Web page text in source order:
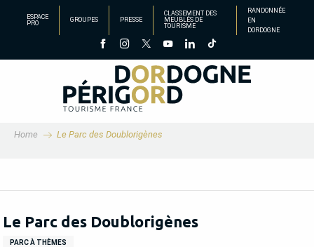
principal
ESPACE
PRO
GROUPES PRESSE
CLASSEMENT DES
MEUBLÉS DE
TOURISME
RANDONNÉE
EN
DORDOGNE
Home Le Parc des Doublorigènes
Le Parc des Doublorigènes
PARC À THÈMES